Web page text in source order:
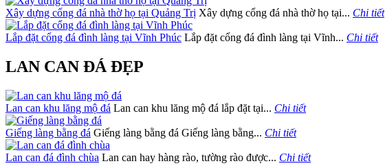
Xây dựng cổng đá nhà thờ họ tại Quảng Trị Xây dựng cổng đá nhà thờ họ tại... Chi tiết
Lắp đặt cổng đá đình làng tại Vĩnh Phúc Lắp đặt cổng đá đình làng tại Vĩnh... Chi tiết
LAN CAN ĐÁ ĐẸP
Lan can khu lăng mộ đá Lan can khu lăng mộ đá lắp đặt tại... Chi tiết
Giếng làng bằng đá Giếng làng bằng đá Giếng làng bằng... Chi tiết
Lan can đá đình chùa Lan can hay hàng rào, tường rào được... Chi tiết